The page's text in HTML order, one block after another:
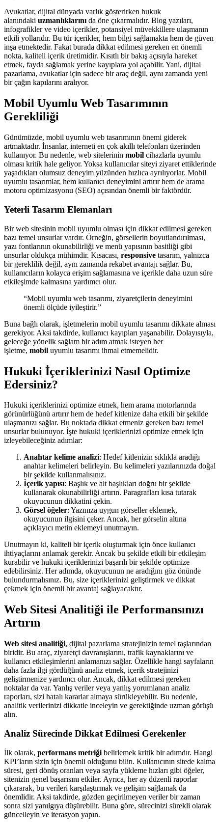
Avukatlar, dijital dünyada varlık gösterirken hukuk
alanındaki uzmanlıklarını da öne çıkarmalıdır. Blog yazıları,
infografikler ve video içerikler, potansiyel müvekkillere ulaşmanın
etkili yollarıdır. Bu tür içerikler, hem bilgi sağlamakta hem de güven
inşa etmektedir. Fakat burada dikkat edilmesi gereken en önemli
nokta, kaliteli içerik üretimidir. Kısıtlı bir bakış açısıyla hareket
etmek, fayda sağlamak yerine kayıplara yol açabilir. Yani, dijital
pazarlama, avukatlar için sadece bir araç değil, aynı zamanda yeni
bir çağın kapılarını aralıyor.
Mobil Uyumlu Web Tasarımının
Gerekliliği
Günümüzde, mobil uyumlu web tasarımının önemi giderek
artmaktadır. İnsanlar, interneti en çok akıllı telefonları üzerinden
kullanıyor. Bu nedenle, web sitelerinin mobil cihazlarla uyumlu
olması kritik hale geliyor. Yoksa kullanıcılar siteyi ziyaret ettiklerinde
yaşadıkları olumsuz deneyim yüzünden hızlıca ayrılıyorlar. Mobil
uyumlu tasarımlar, hem kullanıcı deneyimini artırır hem de arama
motoru optimizasyonu (SEO) açısından önemli bir faktördür.
Yeterli Tasarım Elemanları
Bir web sitesinin mobil uyumlu olması için dikkat edilmesi gereken
bazı temel unsurlar vardır. Örneğin, görsellerin boyutlandırılması,
yazı fontlarının okunabilirliği ve menü yapısının basitliği gibi
unsurlar oldukça mühimdir. Kısacası, responsive tasarım, yalnızca
bir gereklilik değil, aynı zamanda rekabet avantajı sağlar. Bu,
kullanıcıların kolayca erişim sağlamasına ve içerikle daha uzun süre
etkileşimde kalmasına yardımcı olur.
“Mobil uyumlu web tasarımı, ziyaretçilerin deneyimini
önemli ölçüde iyileştirir.”
Buna bağlı olarak, işletmelerin mobil uyumlu tasarımı dikkate alması
gerekiyor. Aksi takdirde, kullanıcı kayıpları yaşanabilir. Dolayısıyla,
geleceğe yönelik sağlam bir adım atmak isteyen her
işletme, mobil uyumlu tasarımı ihmal etmemelidir.
Hukuki İçeriklerinizi Nasıl Optimize
Edersiniz?
Hukuki içeriklerinizi optimize etmek, hem arama motorlarında
görünürlüğünü artırır hem de hedef kitlenize daha etkili bir şekilde
ulaşmanızı sağlar. Bu noktada dikkat etmeniz gereken bazı temel
unsurlar bulunuyor. İşte hukuki içeriklerinizi optimize etmek için
izleyebileceğiniz adımlar:
Anahtar kelime analizi: Hedef kitlenizin sıklıkla aradığı
anahtar kelimeleri belirleyin. Bu kelimeleri yazılarınızda doğal
bir şekilde kullanmalısınız.
İçerik yapısı: Başlık ve alt başlıkları doğru bir şekilde
kullanarak okunabilirliği artırın. Paragrafları kısa tutarak
okuyucunun dikkatini çekin.
Görsel öğeler: Yazınıza uygun görseller eklemek,
okuyucunun ilgisini çeker. Ancak, her görselin altına
açıklayıcı metin eklemeyi unutmayın.
Unutmayın ki, kaliteli bir içerik oluşturmak için önce kullanıcı
ihtiyaçlarını anlamak gerekir. Ancak bu şekilde etkili bir etkileşim
kurabilir ve hukuki içeriklerinizi başarılı bir şekilde optimize
edebilirsiniz. Her adımda, okuyucunun ne aradığını göz önünde
bulundurmalısınız. Bu, size içeriklerinizi geliştirmek ve dikkat
çekmek için önemli bir avantaj sağlayacaktır.
Web Sitesi Analitiği ile Performansınızı
Artırın
Web sitesi analitiği, dijital pazarlama stratejinizin temel taşlarından
biridir. Bu araç, ziyaretçi davranışlarını, trafik kaynaklarını ve
kullanıcı etkileşimlerini anlamanızı sağlar. Özellikle hangi sayfaların
daha fazla ilgi gördüğünü analiz etmek, içerik stratejinizi
geliştirmenize yardımcı olur. Ancak, dikkat edilmesi gereken
noktalar da var. Yanlış veriler veya yanlış yorumlanan analiz
raporları, sizi hatalı kararlar almaya sürükleyebilir. Bu nedenle,
analitik verilerinizi dikkatle inceleyin ve gerektiğinde uzman görüşü
alın.
Analiz Sürecinde Dikkat Edilmesi Gerekenler
İlk olarak, performans metriği belirlemek kritik bir adımdır. Hangi
KPI’ların sizin için önemli olduğunu bilin. Kullanıcının sitede kalma
süresi, geri dönüş oranları veya sayfa yükleme hızları gibi öğeler,
sitenizin genel başarısını etkiler. Ayrıca, her ay düzenli raporlar
çıkararak, bu verileri karşılaştırmak ve gelişim sağlamak da
önemlidir. Aksi takdirde, gözden geçirilmeyen veriler bir zaman
sonra sizi yanılgıya düşürebilir. Buna göre, sürecinizi sürekli olarak
güncelleyin ve iterasyon yapın.